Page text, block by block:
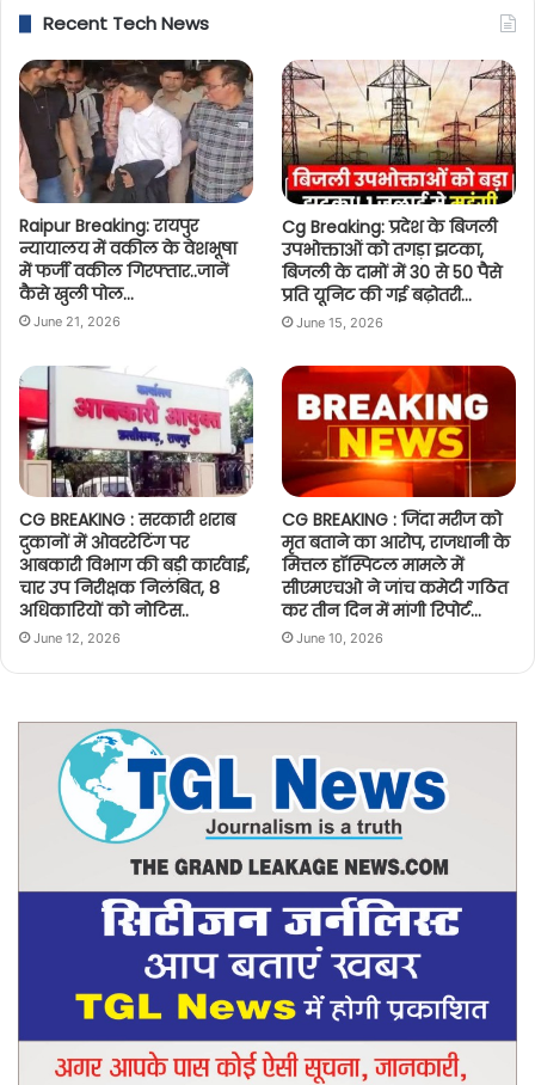
Recent Tech News
Raipur Breaking: रायपुर
न्यायालय में वकील के वेशभूषा
में फर्जी वकील गिरफ्तार..जानें
कैसे खुली पोल…
June 21, 2026
Cg Breaking: प्रदेश के बिजली
उपभोक्ताओं को तगड़ा झटका,
बिजली के दामों में 30 से 50 पैसे
प्रति यूनिट की गई बढ़ोतरी…
June 15, 2026
CG BREAKING : सरकारी शराब
दुकानों में ओवररेटिंग पर
आबकारी विभाग की बड़ी कार्रवाई,
चार उप निरीक्षक निलंबित, 8
अधिकारियों को नोटिस..
June 12, 2026
CG BREAKING : जिंदा मरीज को
मृत बताने का आरोप, राजधानी के
मित्तल हॉस्पिटल मामले में
सीएमएचओ ने जांच कमेटी गठित
कर तीन दिन में मांगी रिपोर्ट…
June 10, 2026